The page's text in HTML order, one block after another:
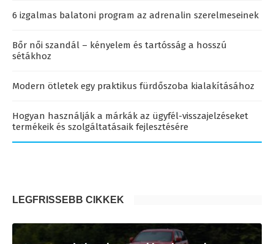
6 izgalmas balatoni program az adrenalin szerelmeseinek
Bőr női szandál – kényelem és tartósság a hosszú
sétákhoz
Modern ötletek egy praktikus fürdőszoba kialakításához
Hogyan használják a márkák az ügyfél-visszajelzéseket
termékeik és szolgáltatásaik fejlesztésére
LEGFRISSEBB CIKKEK